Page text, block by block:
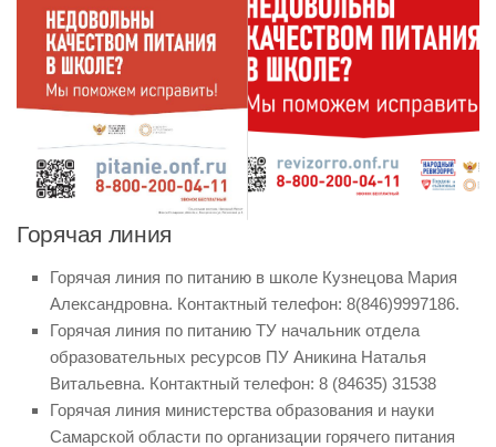
Горячая линия
Горячая линия по питанию в школе Кузнецова Мария
Александровна. Контактный телефон: 8(846)9997186.
Горячая линия по питанию ТУ начальник отдела
образовательных ресурсов ПУ Аникина Наталья
Витальевна. Контактный телефон: 8 (84635) 31538
Горячая линия министерства образования и науки
Самарской области по организации горячего питания